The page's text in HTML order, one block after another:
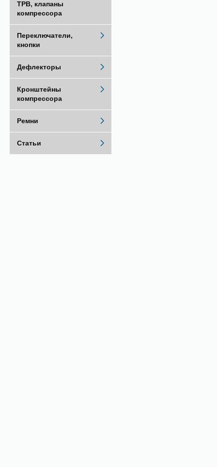
ТРВ, клапаны
компрессора
Переключатели,
кнопки
Дефлекторы
Кронштейны
компрессора
Ремни
Статьи